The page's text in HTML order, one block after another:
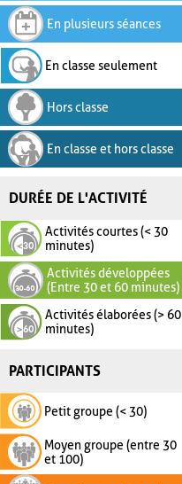
En plusieurs séances
En classe seulement
Hors classe
En classe et hors classe
DURÉE DE L'ACTIVITÉ
Activités courtes (< 30
minutes)
Activités développées
(Entre 30 et 60 minutes)
Activités élaborées (> 60
minutes)
PARTICIPANTS
Petit groupe (< 30)
Moyen groupe (entre 30
et 100)